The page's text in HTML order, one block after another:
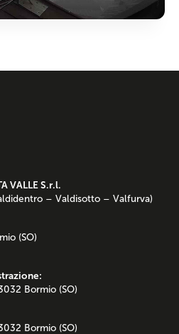
VALLE S.r.l.
– Valdisotto – Valfurva)
(SO)
Bormio (SO)
Bormio (SO)